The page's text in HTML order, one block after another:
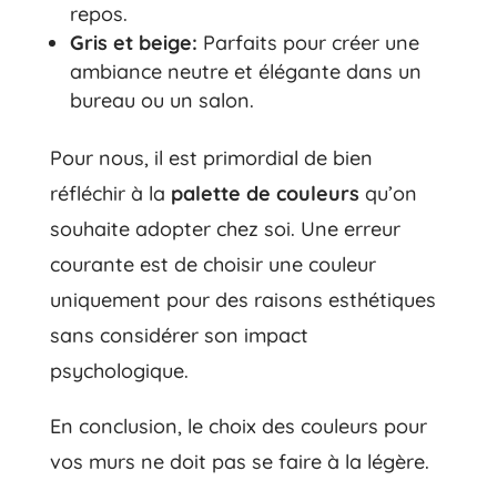
repos.
Gris et beige: Parfaits pour créer une
ambiance neutre et élégante dans un
bureau ou un salon.
Pour nous, il est primordial de bien
réfléchir à la palette de couleurs qu’on
souhaite adopter chez soi. Une erreur
courante est de choisir une couleur
uniquement pour des raisons esthétiques
sans considérer son impact
psychologique.
En conclusion, le choix des couleurs pour
vos murs ne doit pas se faire à la légère.